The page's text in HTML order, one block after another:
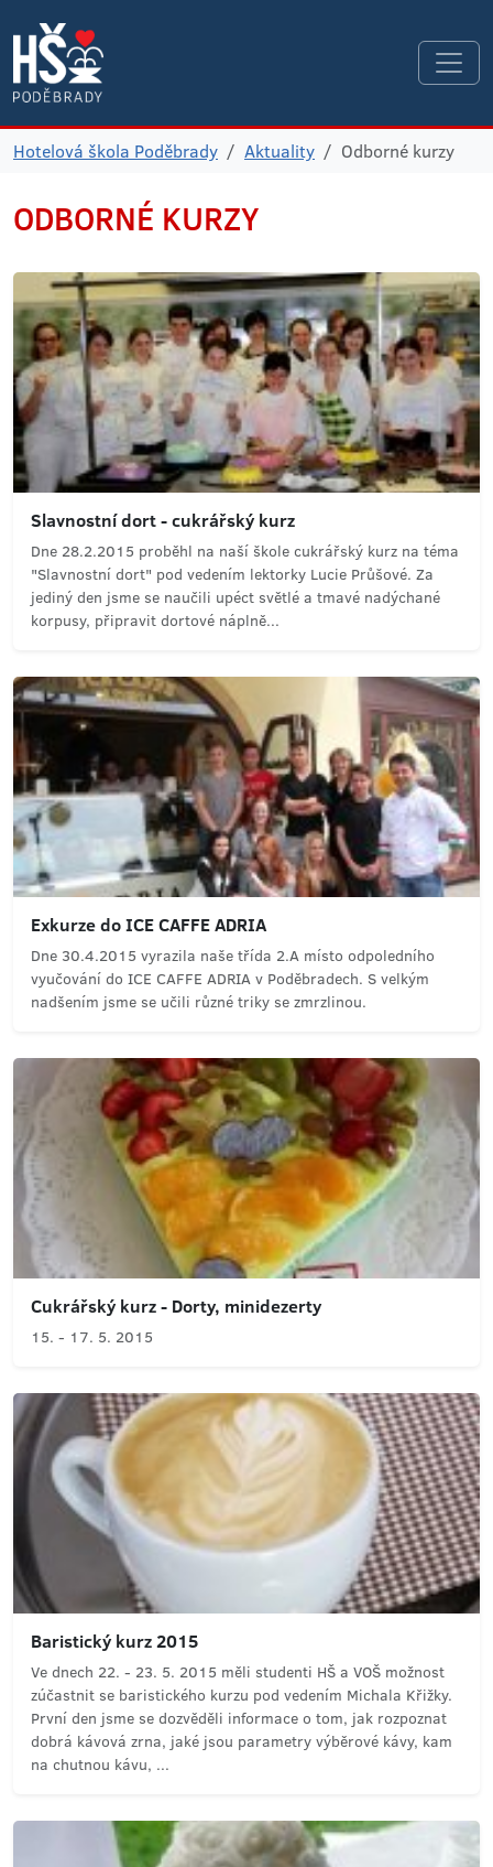
Hotelová škola Poděbrady Aktuality Odborné kurzy
ODBORNÉ KURZY
Slavnostní dort - cukrářský kurz
Dne 28.2.2015 proběhl na naší škole cukrářský kurz na téma
"Slavnostní dort" pod vedením lektorky Lucie Průšové. Za
jediný den jsme se naučili upéct světlé a tmavé nadýchané
korpusy, připravit dortové náplně...
Exkurze do ICE CAFFE ADRIA
Dne 30.4.2015 vyrazila naše třída 2.A místo odpoledního
vyučování do ICE CAFFE ADRIA v Poděbradech. S velkým
nadšením jsme se učili různé triky se zmrzlinou.
Cukrářský kurz - Dorty, minidezerty
15. - 17. 5. 2015
Baristický kurz 2015
Ve dnech 22. - 23. 5. 2015 měli studenti HŠ a VOŠ možnost
zúčastnit se baristického kurzu pod vedením Michala Křižky.
První den jsme se dozvěděli informace o tom, jak rozpoznat
dobrá kávová zrna, jaké jsou parametry výběrové kávy, kam
na chutnou kávu, ...